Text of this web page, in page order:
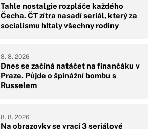
Tahle nostalgie rozpláče každého
Čecha. ČT zítra nasadí seriál, který za
socialismu hltaly všechny rodiny
Dnes se začíná natáčet na finančáku v
Praze. Půjde o špinážní bombu s
Russelem
8. 8. 2026
Na obrazovky se vrací 3 seriálové
8. 8. 2026